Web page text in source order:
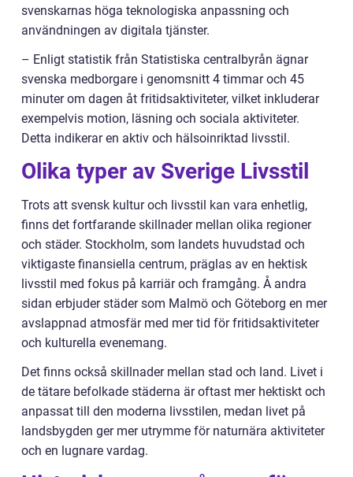
svenskarnas höga teknologiska anpassning och
användningen av digitala tjänster.
– Enligt statistik från Statistiska centralbyrån ägnar
svenska medborgare i genomsnitt 4 timmar och 45
minuter om dagen åt fritidsaktiviteter, vilket inkluderar
exempelvis motion, läsning och sociala aktiviteter.
Detta indikerar en aktiv och hälsoinriktad livsstil.
Olika typer av Sverige Livsstil
Trots att svensk kultur och livsstil kan vara enhetlig,
finns det fortfarande skillnader mellan olika regioner
och städer. Stockholm, som landets huvudstad och
viktigaste finansiella centrum, präglas av en hektisk
livsstil med fokus på karriär och framgång. Å andra
sidan erbjuder städer som Malmö och Göteborg en mer
avslappnad atmosfär med mer tid för fritidsaktiviteter
och kulturella evenemang.
Det finns också skillnader mellan stad och land. Livet i
de tätare befolkade städerna är oftast mer hektiskt och
anpassat till den moderna livsstilen, medan livet på
landsbygden ger mer utrymme för naturnära aktiviteter
och en lugnare vardag.